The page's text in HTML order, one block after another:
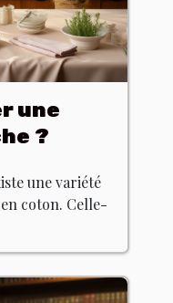
une
?
une variété
coton. Celle-